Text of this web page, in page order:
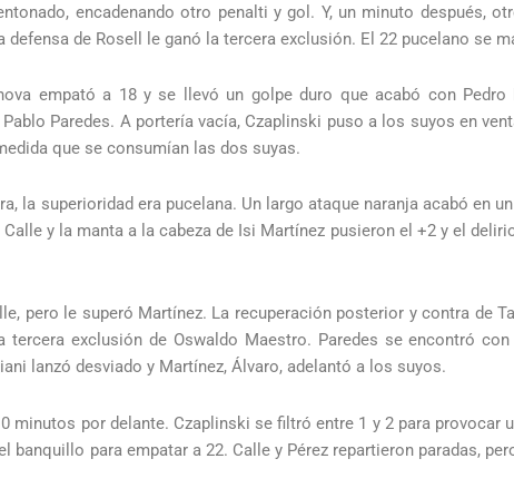
encadenando otro penalti y gol. Y, un minuto después,
defensa de Rosell le ganó la tercera exclusión. El 22 pucelano se
empató a 18 y se llevó un golpe duro que acabó con
Paredes. A portería vacía, Czaplinski puso a los suyos en
que se consumían las dos suyas.
la superioridad era pucelana. Un largo ataque naranja acabó en
y la manta a la cabeza de Isi Martínez pusieron el +2 y el
pero le superó Martínez. La recuperación posterior y contra de
tercera exclusión de Oswaldo Maestro. Paredes se encontró
lanzó desviado y Martínez, Álvaro, adelantó a los suyos.
minutos por delante. Czaplinski se filtró entre 1 y 2 para provocar
banquillo para empatar a 22. Calle y Pérez repartieron paradas,